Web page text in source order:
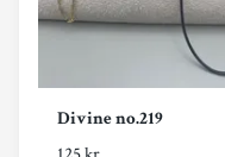
Divine no.219